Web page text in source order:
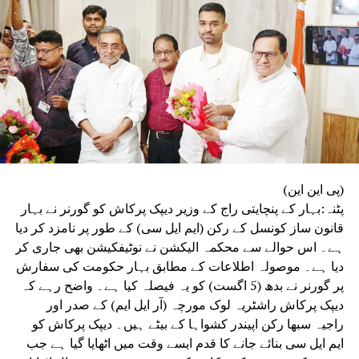
جبکہ تیسری کمیٹی پورے امتحانی نظام اور اس کے طریقۂ کار
کا تفصیلی مطالعہ کرے گی۔
(پی این این)
پٹنہ:بہار کے پنچایتی راج کے وزیر دیپک پرکاش کو گورنر نے بہار
قانون ساز کونسل کے رکن (ایم ایل سی) کے طور پر نامزد کر دیا
ہے۔ اس حوالے سے محکمہ الیکشن نے نوٹیفکیشن بھی جاری کر
دیا ہے۔ موصولہ اطلاعات کے مطابق بہار حکومت کی سفارش
پر گورنر نے بدھ (5 اگست) کو یہ فیصلہ کیا ہے۔ واضح رہے کہ
دیپک پرکاش راشٹریہ لوک مورچہ (آر ایل ایم) کے صدر اور
راجیہ سبھا رکن اپیندر کشواہا کے بیٹے ہیں۔ دیپک پرکاش کو
ایم ایل سی بنائے جانے کا قدم ایسے وقت میں اٹھایا گیا ہے جب